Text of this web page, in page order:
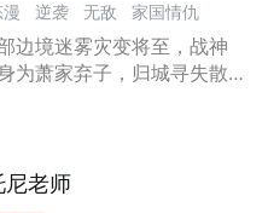
的！窝囊小护士就此踏上
逆袭之路！
逆袭 无敌
家国情仇
情感 家庭 都市
神豪
归
边境迷雾灾变将至，战神
为萧家弃子，归城寻失散
家恩怨，迎娶叶薇。后习
尼老师